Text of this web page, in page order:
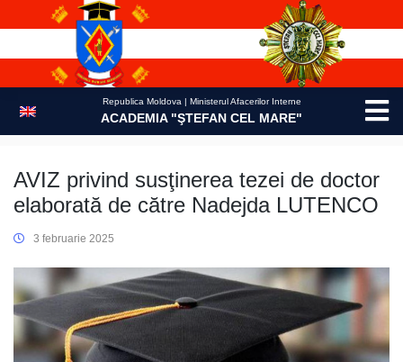
Republica Moldova | Ministerul Afacerilor Interne
ACADEMIA "ŞTEFAN CEL MARE"
AVIZ privind susţinerea tezei de doctor
elaborată de către Nadejda LUTENCO
3 februarie 2025